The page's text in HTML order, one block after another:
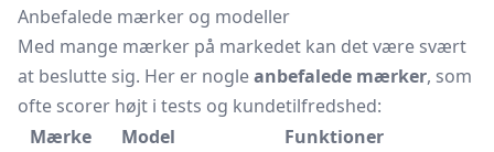
Anbefalede mærker og modeller
Med mange mærker på markedet kan det være svært
at beslutte sig. Her er nogleanbefalede mærker, som
ofte scorer højt i tests og kundetilfredshed:
Mærke
Model
Funktioner